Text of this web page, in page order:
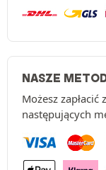
NASZE
Możesz
następujących